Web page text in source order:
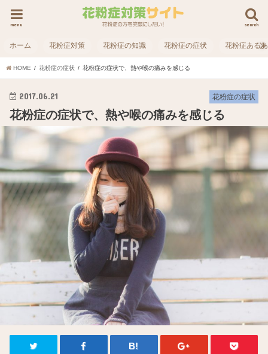
search
menu
ホーム 花粉症対策 花粉症の知識 花粉症の症状 花粉症ある
HOME 花粉症の症状 花粉症の症状で、熱や喉の痛みを感じる
花粉症の症状
2017.06.21
花粉症の症状で、熱や喉の痛みを感じる